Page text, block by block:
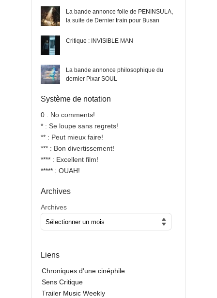
La bande annonce folle de PENINSULA,
la suite de Dernier train pour Busan
Critique : INVISIBLE MAN
La bande annonce philosophique du
dernier Pixar SOUL
Système de notation
0 : No comments!
* : Se loupe sans regrets!
** : Peut mieux faire!
*** : Bon divertissement!
**** : Excellent film!
***** : OUAH!
Archives
Archives
Liens
Chroniques d'une cinéphile
Sens Critique
Trailer Music Weekly